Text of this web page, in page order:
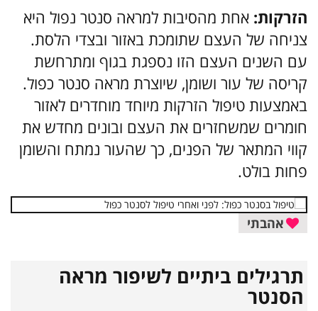
הזרקות: אחת מהסיבות למראה סנטר נפול היא
צניחה של העצם שתומכת באזור ובצדי הלסת.
עם השנים העצם הזו נספגת בגוף ומתרחשת
קריסה של עור ושומן, שיוצרת מראה סנטר כפול.
באמצעות טיפול הזרקות מיוחד מוחדרים לאזור
חומרים שמשחזרים את העצם ובונים מחדש את
קווי המתאר של הפנים, כך שהעור נמתח והשומן
פחות בולט.
אהבתי
תרגילים ביתיים לשיפור מראה
הסנטר